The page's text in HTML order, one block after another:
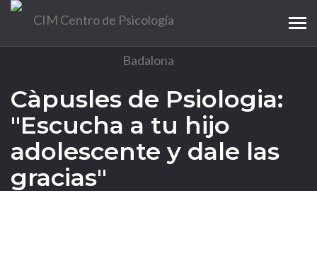
Càpusles de Psiologia:
"Escucha a tu hijo
adolescente y dale las
gracias"